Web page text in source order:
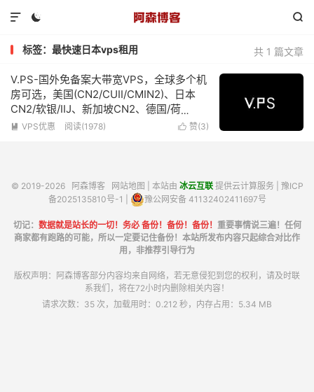
 

共 1 篇文章
标签：最快速日本vps租用
V.PS-国外免备案大带宽VPS，全球多个机
房可选，美国(CN2/CUII/CMIN2)、日本
CN2/软银/IIJ、新加坡CN2、德国/荷
兰/CN2+CUII、英国CUII，特价优惠低至
 赞(3)
 VPS优惠 阅读(1978)
© 2019-2026 阿森博客 网站地图 | 本站由 冰云互联提供云计算服务 | 豫ICP
备2025135810号-1
豫公网安备 41132402411697号
切记： 数据就是站长的一切！务必 备份！备份！备份！ 重要事情说三遍！任何
商家都有跑路的可能，所以一定要记住备份！本站所发布内容只起综合对比作
用，非推荐引导行为
版权声明：阿森博客部分内容均来自网络，若无意侵犯到您的权利，请及时联
系我们，将在72小时内删除相关内容！
请求次数：35 次，加载用时：0.212 秒，内存占用：5.34 MB